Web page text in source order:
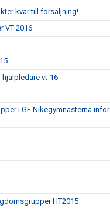
kvar till försäljning!
VT 2016
vt-16
i GF Nikegymnasterna inför
HT2015